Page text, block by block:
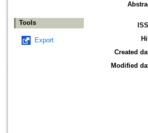
Tools
Export
Created
Modified